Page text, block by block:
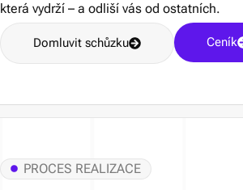
která vydrží – a odliší vás od ostatních.
Domluvit schůzku Ceník
PROCES REALIZACE